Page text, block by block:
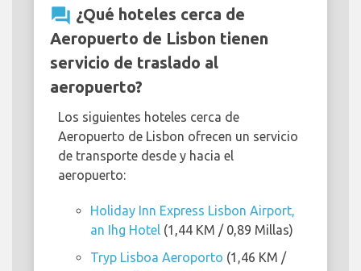
question_answer ¿Qué hoteles cerca de
Aeropuerto de Lisbon tienen
servicio de traslado al
aeropuerto?
Los siguientes hoteles cerca de
Aeropuerto de Lisbon ofrecen un servicio
de transporte desde y hacia el
aeropuerto:
Holiday Inn Express Lisbon Airport,
an Ihg Hotel (1,44 KM / 0,89 Millas)
Tryp Lisboa Aeroporto (1,46 KM /